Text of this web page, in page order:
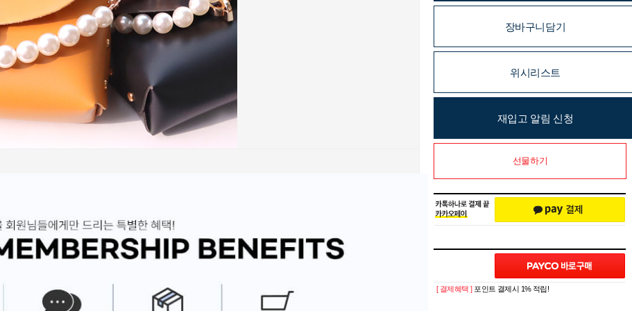
장바구니담기
위시리스트
재입고 알림 신청
선물하기
[ 결제혜택 ] 포인트 결제시 1% 적립!